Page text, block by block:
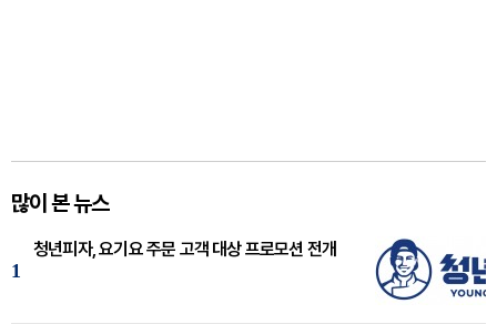
많이 본 뉴스
1
청년피자, 요기요 주문 고객 대상 프로모션 전개